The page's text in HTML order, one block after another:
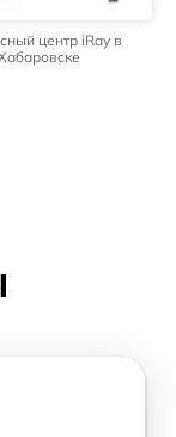
центр iRay в